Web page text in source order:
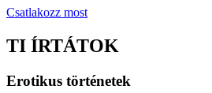
Csatlakozz most
TI ÍRTÁTOK
Erotikus történetek